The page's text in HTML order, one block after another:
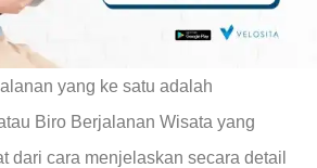
yang ke satu adalah
Biro Berjalanan Wisata yang
dari cara menjelaskan secara detail